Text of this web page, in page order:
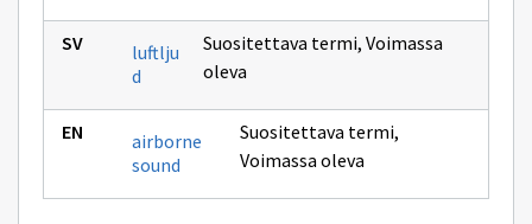
luftlju
d
Suositettava termi, Voimassa
oleva
airborne
sound
Suositettava termi,
Voimassa oleva